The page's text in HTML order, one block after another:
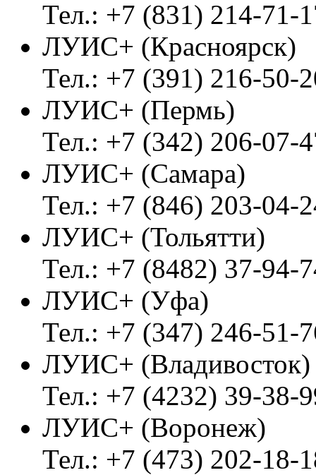
Тел.: +7 (831) 214-71-
ЛУИС+ (Красноярск)
Тел.: +7 (391) 216-50-
ЛУИС+ (Пермь)
Тел.: +7 (342) 206-07-
ЛУИС+ (Самара)
Тел.: +7 (846) 203-04-
ЛУИС+ (Тольятти)
Тел.: +7 (8482) 37-94-
ЛУИС+ (Уфа)
Тел.: +7 (347) 246-51-
ЛУИС+
Тел.: +7 (4232) 39-38-
ЛУИС+ (Воронеж)
Тел.: +7 (473) 202-18-